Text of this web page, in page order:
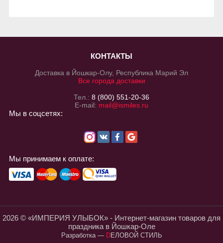
КОНТАКТЫ
Доставка в Йошкар-Олу, Республика Марий Эл
Все города доставки
Тел.: 8 (800) 551-20-36
E-mail: mail@ismiles.ru
Мы в соцсетях:
Мы принимаем к оплате:
2026 © «ИМПЕРИЯ УЛЫБОК» - Интернет-магазин товаров для
праздника в Йошкар-Оле
Разработка— DЕЛОВОЙ СТИЛЬ